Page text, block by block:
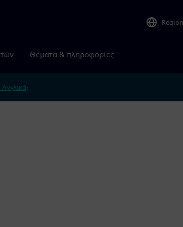
Region
Θέματα & πληροφορίες